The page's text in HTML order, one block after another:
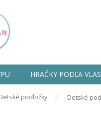
HRAČKY PODĽA
podložky Detské